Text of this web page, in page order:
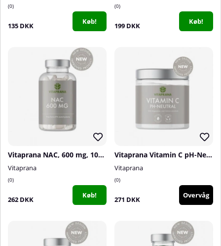
0
135 DKK Køb!
0
199 DKK Køb!
Vitaprana NAC, 600 mg, 100 caps
Vitaprana
0
262 DKK Køb!
Vitaprana Vitamin C pH-Neutral, 250 g
Vitaprana
0
271 DKK Overvåg